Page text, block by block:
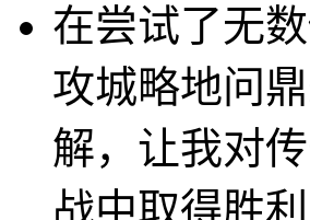
在尝试了无
攻城略地问
解，让我对
战中取得胜